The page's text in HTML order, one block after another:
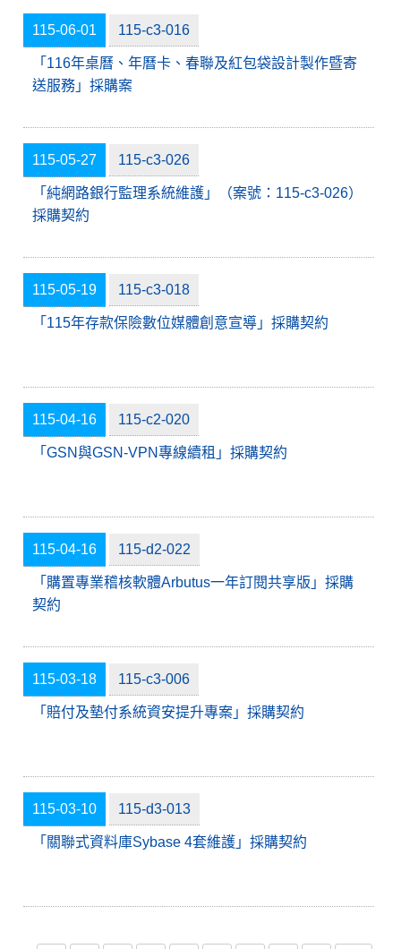
115-06-01
「116年桌曆、年曆卡、春聯及紅包袋設計製作暨寄
送服務」採購案
115-c3-016
115-05-27
「純網路銀行監理系統維護」（案號：115-c3-026）
採購契約
115-c3-026
115-05-19
「115年存款保險數位媒體創意宣導」採購契約
115-c3-018
115-04-16
「GSN與GSN-VPN專線續租」採購契約
115-c2-020
115-04-16
「購置專業稽核軟體Arbutus一年訂閱共享版」採購
契約
115-d2-022
115-03-18
「賠付及墊付系統資安提升專案」採購契約
115-c3-006
115-03-10
「關聯式資料庫Sybase 4套維護」採購契約
115-d3-013